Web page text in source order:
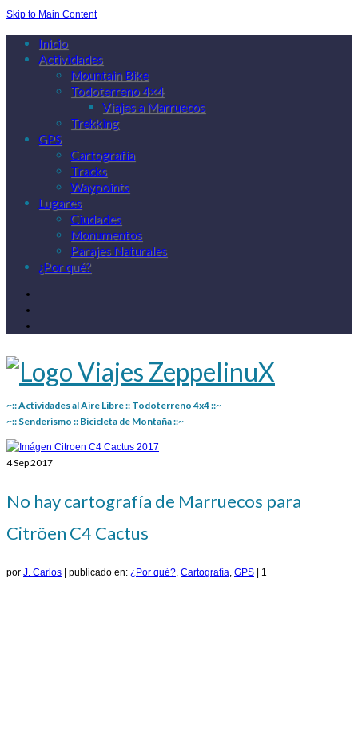
Skip to Main Content
Inicio
Actividades
Mountain Bike
Todoterreno 4×4
Viajes a Marruecos
Trekking
GPS
Cartografía
Tracks
Waypoints
Lugares
Ciudades
Monumentos
Parajes Naturales
¿Por qué?
~:: Actividades al Aire Libre :: Todoterreno 4x4 ::~
~:: Senderismo :: Bicicleta de Montaña ::~
4Sep 2017
No hay cartografía de Marruecos para
Citröen C4 Cactus
por J. Carlos | publicado en: ¿Por qué? Cartografía GPS | 1